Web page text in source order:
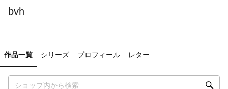
bvh
作品一覧 シリーズ プロフィール レター